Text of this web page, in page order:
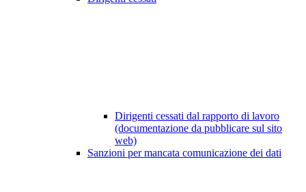
Dirigenti cessati dal rapporto di lavoro
(documentazione da pubblicare sul sito
web)
Sanzioni per mancata comunicazione dei dati